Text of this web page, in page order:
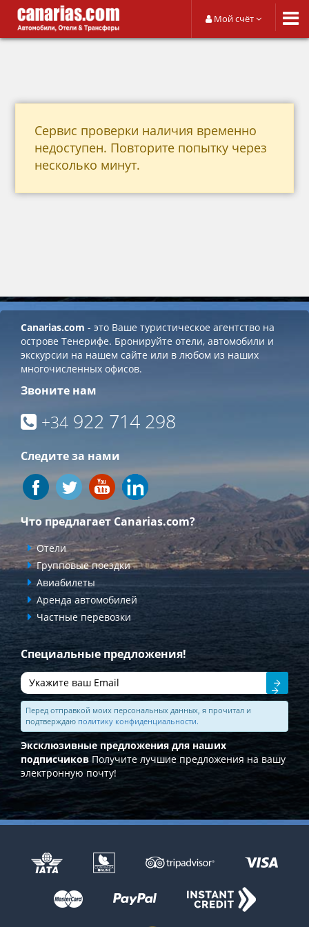
Мой счёт
Сервис проверки наличия временно
недоступен. Повторите попытку через
несколько минут.
Canarias.com - это Ваше туристическое агентство на
острове Тенерифе. Бронируйте отели, автомобили и
экскурсии на нашем сайте или в любом из наших
многочисленных офисов.
Звоните нам
+34 922 714 298
Следите за нами
Что предлагает Canarias.com?
Отели
Групповые поездки
Авиабилеты
Аренда автомобилей
Частные перевозки
Специальные предложения!
Перед отправкой моих персональных данных, я прочитал и
подтверждаю политику конфиденциальности.
Эксклюзивные предложения для наших
подписчиков Получите лучшие предложения на вашу
электронную почту!